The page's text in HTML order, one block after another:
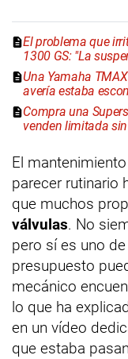
El problema que
1300 GS: "La
Una Yamaha
avería estaba
Compra una
venden limitada
El
parecer rutinario
que muchos
válvulas. No
pero sí es uno
presupuesto
mecánico
lo que ha
en un vídeo
que estaba